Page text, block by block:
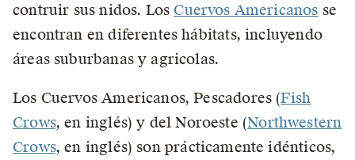
contruir sus nidos. Los Cuervos Americanos se
encontran en diferentes hábitats, incluyendo
áreas suburbanas y agricolas.
Los Cuervos Americanos, Pescadores (Fish
Crows, en inglés) y del Noroeste (Northwestern
Crows, en inglés) son prácticamente idénticos,